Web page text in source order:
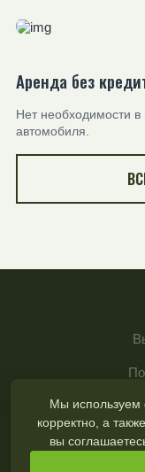
Аренда без
Нет необходимости
автомобиля.
Мы используем
корректно, а
вы